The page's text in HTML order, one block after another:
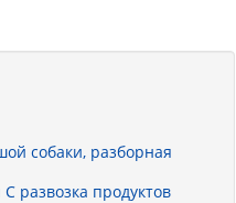
собаки, разборная
развозка продуктов